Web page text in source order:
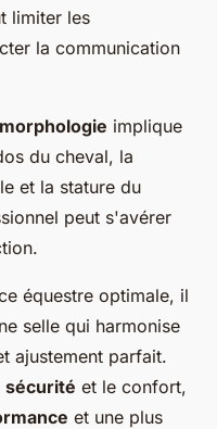
limiter les
la communication
morphologie implique
du cheval, la
et la stature du
peut s'avérer
équestre optimale, il
selle qui harmonise
ajustement parfait.
sécurité et le confort,
et une plus